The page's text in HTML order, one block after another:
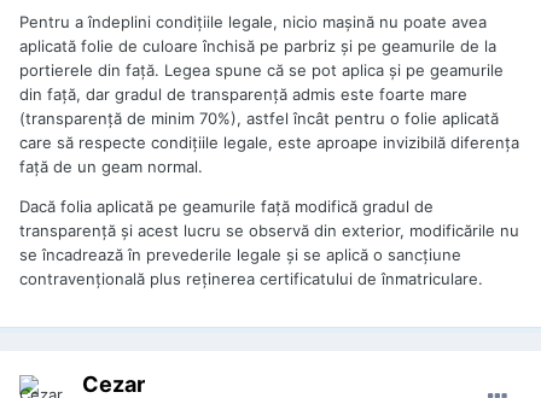
Pentru a îndeplini condițiile legale, nicio mașină nu poate avea
aplicată folie de culoare închisă pe parbriz și pe geamurile de la
portierele din față. Legea spune că se pot aplica și pe geamurile
din față, dar gradul de transparență admis este foarte mare
(transparență de minim 70%), astfel încât pentru o folie aplicată
care să respecte condițiile legale, este aproape invizibilă diferența
față de un geam normal.
Dacă folia aplicată pe geamurile faţă modifică gradul de
transparenţă şi acest lucru se observă din exterior, modificările nu
se încadrează în prevederile legale și se aplică o sancţiune
contravenţională plus reținerea certificatului de înmatriculare.
Cezar